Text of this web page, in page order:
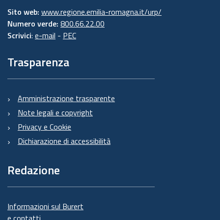
Sito web: www.regione.emilia-romagna.it/urp/
Numero verde: 800.66.22.00
Scrivici: e-mail - PEC
Trasparenza
Amministrazione trasparente
Note legali e copyright
Privacy e Cookie
Dichiarazione di accessibilità
Redazione
Informazioni sul Burert